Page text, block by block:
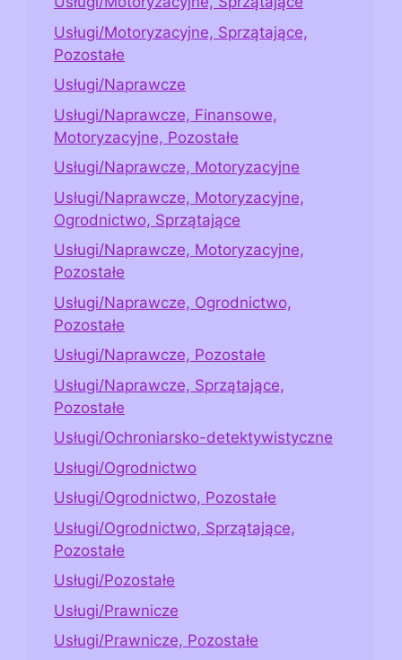
Usługi/Motoryzacyjne, Sprzątające,
Pozostałe
Usługi/Naprawcze
Usługi/Naprawcze, Finansowe,
Motoryzacyjne, Pozostałe
Usługi/Naprawcze, Motoryzacyjne
Usługi/Naprawcze, Motoryzacyjne,
Ogrodnictwo, Sprzątające
Usługi/Naprawcze, Motoryzacyjne,
Pozostałe
Usługi/Naprawcze, Ogrodnictwo,
Pozostałe
Usługi/Naprawcze, Pozostałe
Usługi/Naprawcze, Sprzątające,
Pozostałe
Usługi/Ochroniarsko-detektywistyczne
Usługi/Ogrodnictwo
Usługi/Ogrodnictwo, Pozostałe
Usługi/Ogrodnictwo, Sprzątające,
Pozostałe
Usługi/Pozostałe
Usługi/Prawnicze
Usługi/Prawnicze, Pozostałe